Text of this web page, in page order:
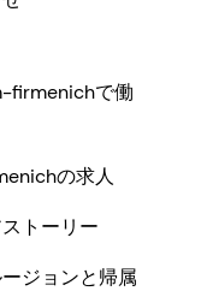
firmenichで働
の求人
トーリー
ジョンと帰属